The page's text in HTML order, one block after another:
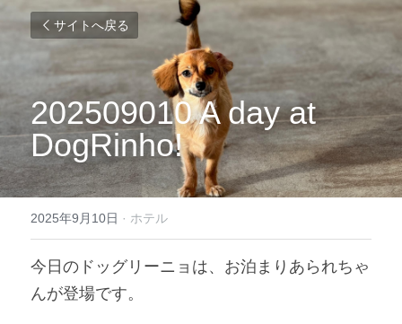
サイトへ戻る
202509010 A day at
DogRinho!
2025年9月10日 · ホテル
今日のドッグリーニョは、お泊まりあられちゃ
んが登場です。